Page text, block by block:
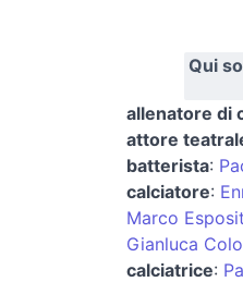
Qui
allenatore di
attore
batterista:
calciatore:
Marco
Gianluca
calciatrice: